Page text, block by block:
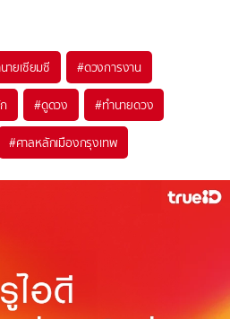
ายเซียมซี #ดวงการงาน
#ดูดวง #ทำนายดวง
#ศาลหลักเมืองกรุงเทพ